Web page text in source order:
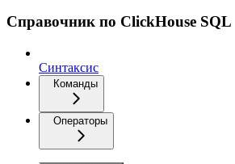
Справочник по ClickHouse SQL
Синтаксис
Команды
Операторы